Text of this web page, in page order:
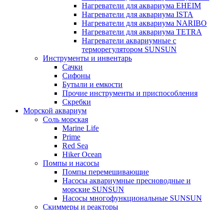
Нагреватели для аквариума EHEIM
Нагреватели для аквариума ISTA
Нагреватели для аквариума NARIBO
Нагреватели для аквариума TETRA
Нагреватели аквариумные с
терморегулятором SUNSUN
Инструменты и инвентарь
Сачки
Сифоны
Бутыли и емкости
Прочие инструменты и приспособления
Скребки
Морской аквариум
Соль морская
Marine Life
Prime
Red Sea
Hiker Ocean
Помпы и насосы
Помпы перемешивающие
Насосы аквариумные пресноводные и
морские SUNSUN
Насосы многофункциональные SUNSUN
Скиммеры и реакторы